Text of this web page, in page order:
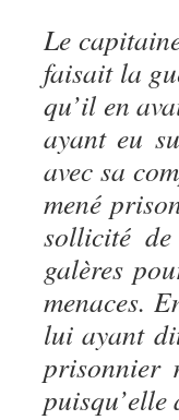
Le
faisait la
qu’il en
ayant eu
avec sa
mené
sollicité
galères
menaces.
lui ayant
prisonnier